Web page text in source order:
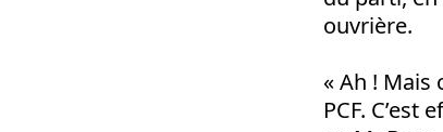
ouvrière.
« Ah ! Mais
PCF.